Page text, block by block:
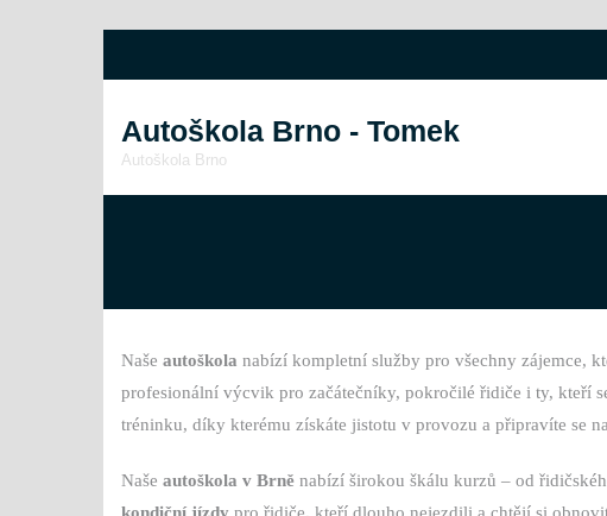
Autoškola Brno - Tomek
Autoškola Brno
Naše autoškola nabízí kompletní služby pro všechny zájemce,
profesionální výcvik pro začátečníky, pokročilé řidiče i ty, kteří
tréninku, díky kterému získáte jistotu v provozu a připravíte se
Naše autoškola v Brně nabízí širokou škálu kurzů – od